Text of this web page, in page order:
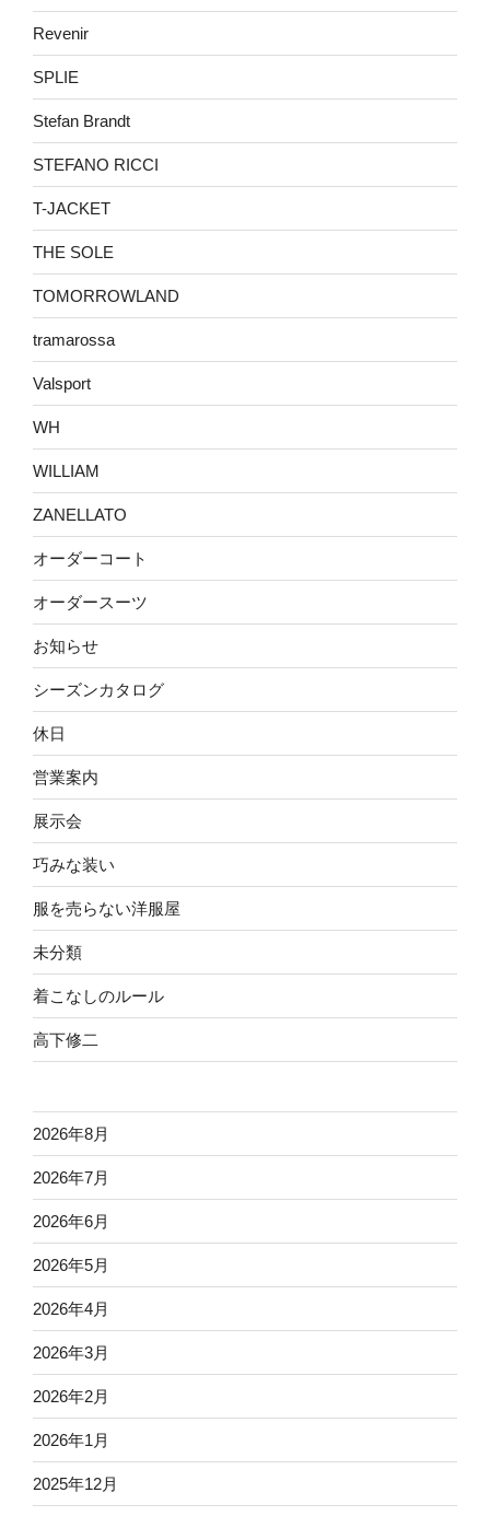
Revenir
SPLIE
Stefan Brandt
STEFANO RICCI
T-JACKET
THE SOLE
TOMORROWLAND
tramarossa
Valsport
WH
WILLIAM
ZANELLATO
オーダーコート
オーダースーツ
お知らせ
シーズンカタログ
休日
営業案内
展示会
巧みな装い
服を売らない洋服屋
未分類
着こなしのルール
高下修二
2026年8月
2026年7月
2026年6月
2026年5月
2026年4月
2026年3月
2026年2月
2026年1月
2025年12月